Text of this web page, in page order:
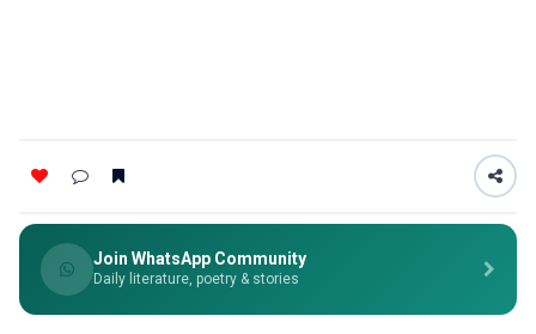
Join WhatsApp Community
Daily literature, poetry & stories